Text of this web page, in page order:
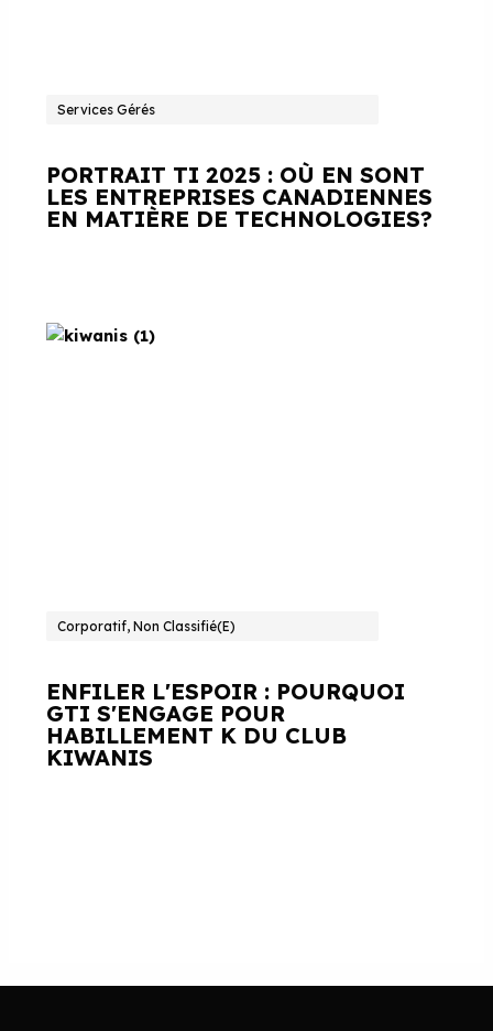
Services Gérés
PORTRAIT TI 2025 : OÙ EN SONT
LES ENTREPRISES CANADIENNES
EN MATIÈRE DE TECHNOLOGIES?
Corporatif, Non Classifié(e)
ENFILER L'ESPOIR : POURQUOI
GTI S'ENGAGE POUR
HABILLEMENT K DU CLUB
KIWANIS